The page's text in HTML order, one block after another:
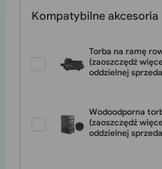
Kompatybilne akcesoria
Torba na ramę
(zaoszczędź
oddzielnej
Wodoodporna
(zaoszczędź
oddzielnej